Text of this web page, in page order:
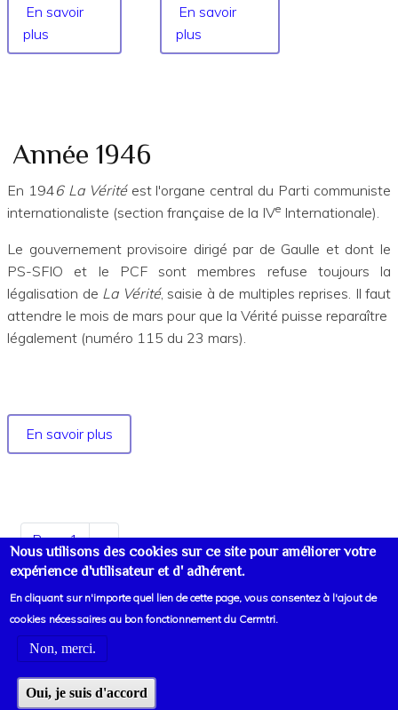
Nous utilisons des cookies sur ce site pour améliorer votre
expérience d'utilisateur et d' adhérent.
En cliquant sur n'importe quel lien de cette page, vous consentez à l'ajout de
cookies nécessaires au bon fonctionnement du Cermtri.
Non, merci.
Oui, je suis d'accord
En savoir
plus
Année
En savoir
plus
Année
Année 1946
En 1946 La Vérité est l'organe central du Parti communiste
internationaliste (section française de la IVe Internationale).
Le gouvernement provisoire dirigé par de Gaulle et dont le
PS-SFIO et le PCF sont membres refuse toujours la
légalisation de La Vérité, saisie à de multiples reprises. Il faut
attendre le mois de mars pour que la Vérité puisse reparaître
légalement (numéro 115 du 23 mars).
En savoir plus
Année
Pagination
Page 1
Page
suivante
››
Voir liens d'informations